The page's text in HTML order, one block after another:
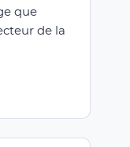
que
de la